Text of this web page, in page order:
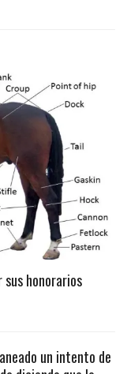
sus honorarios
un intento de